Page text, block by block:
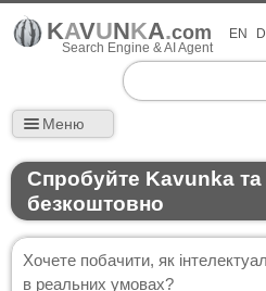
KAVUNKA.com
Search Engine & AI Agent
EN
Меню
Спробуйте Kavunka
безкоштовно
Хочете побачити, як
в реальних умовах?